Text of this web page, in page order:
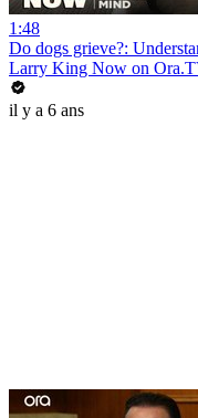
1:48
Do dogs grieve?:
Larry King Now on
il y a 6 ans